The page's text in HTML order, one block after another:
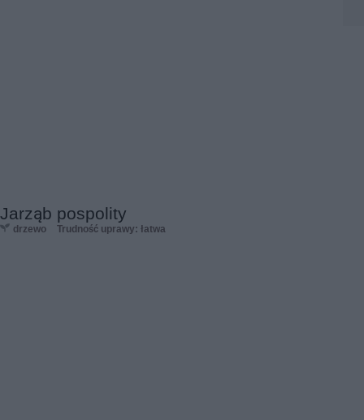
Jarząb pospolity
drzewo Trudność uprawy: łatwa